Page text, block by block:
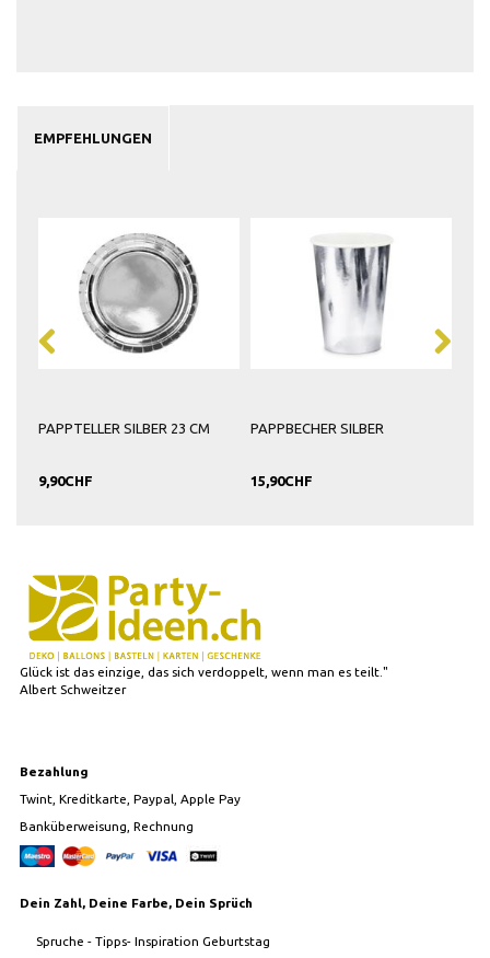
EMPFEHLUNGEN
PAPPTELLER SILBER 23 CM
9,90CHF
PAPPBECHER SILBER
15,90CHF
Glück ist das einzige, das sich verdoppelt, wenn man es teilt."
Albert Schweitzer
Bezahlung
Twint, Kreditkarte, Paypal, Apple Pay
Banküberweisung, Rechnung
Dein Zahl, Deine Farbe, Dein Sprüch
Spruche - Tipps- Inspiration Geburtstag